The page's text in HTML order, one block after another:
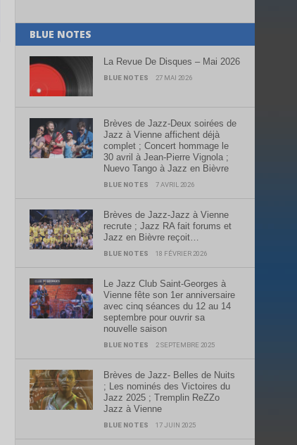
BLUE NOTES
La Revue De Disques – Mai 2026
BLUE NOTES 27 MAI 2026
Brèves de Jazz-Deux soirées de
Jazz à Vienne affichent déjà
complet ; Concert hommage le
30 avril à Jean-Pierre Vignola ;
Nuevo Tango à Jazz en Bièvre
BLUE NOTES 7 AVRIL 2026
Brèves de Jazz-Jazz à Vienne
recrute ; Jazz RA fait forums et
Jazz en Bièvre reçoit…
BLUE NOTES 18 FÉVRIER 2026
Le Jazz Club Saint-Georges à
Vienne fête son 1er anniversaire
avec cinq séances du 12 au 14
septembre pour ouvrir sa
nouvelle saison
BLUE NOTES 2 SEPTEMBRE 2025
Brèves de Jazz- Belles de Nuits
; Les nominés des Victoires du
Jazz 2025 ; Tremplin ReZZo
Jazz à Vienne
BLUE NOTES 17 JUIN 2025